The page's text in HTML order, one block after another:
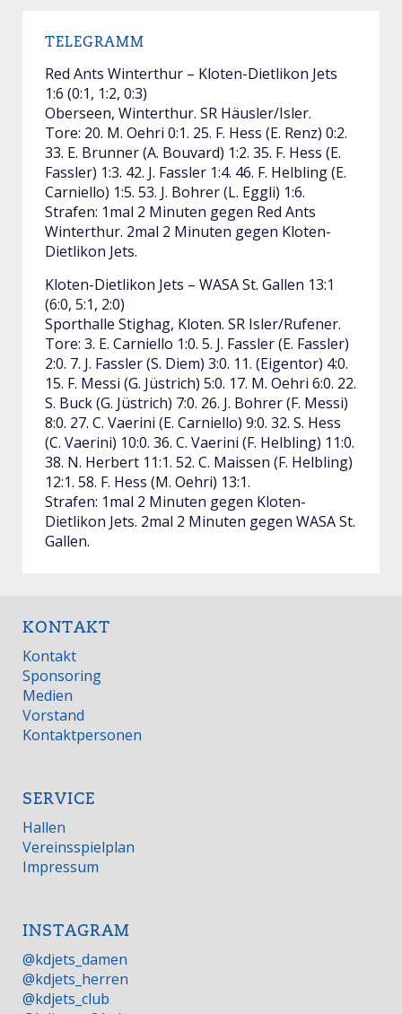
TELEGRAMM
Red Ants Winterthur – Kloten-Dietlikon Jets
1:6 (0:1, 1:2, 0:3)
Oberseen, Winterthur. SR Häusler/Isler.
Tore: 20. M. Oehri 0:1. 25. F. Hess (E. Renz) 0:2.
33. E. Brunner (A. Bouvard) 1:2. 35. F. Hess (E.
Fassler) 1:3. 42. J. Fassler 1:4. 46. F. Helbling (E.
Carniello) 1:5. 53. J. Bohrer (L. Eggli) 1:6.
Strafen: 1mal 2 Minuten gegen Red Ants
Winterthur. 2mal 2 Minuten gegen Kloten-
Dietlikon Jets.
Kloten-Dietlikon Jets – WASA St. Gallen 13:1
(6:0, 5:1, 2:0)
Sporthalle Stighag, Kloten. SR Isler/Rufener.
Tore: 3. E. Carniello 1:0. 5. J. Fassler (E. Fassler)
2:0. 7. J. Fassler (S. Diem) 3:0. 11. (Eigentor) 4:0.
15. F. Messi (G. Jüstrich) 5:0. 17. M. Oehri 6:0. 22.
S. Buck (G. Jüstrich) 7:0. 26. J. Bohrer (F. Messi)
8:0. 27. C. Vaerini (E. Carniello) 9:0. 32. S. Hess
(C. Vaerini) 10:0. 36. C. Vaerini (F. Helbling) 11:0.
38. N. Herbert 11:1. 52. C. Maissen (F. Helbling)
12:1. 58. F. Hess (M. Oehri) 13:1.
Strafen: 1mal 2 Minuten gegen Kloten-
Dietlikon Jets. 2mal 2 Minuten gegen WASA St.
Gallen.
KONTAKT
Kontakt
Sponsoring
Medien
Vorstand
Kontaktpersonen
SERVICE
Hallen
Vereinsspielplan
Impressum
INSTAGRAM
@kdjets_damen
@kdjets_herren
@kdjets_club